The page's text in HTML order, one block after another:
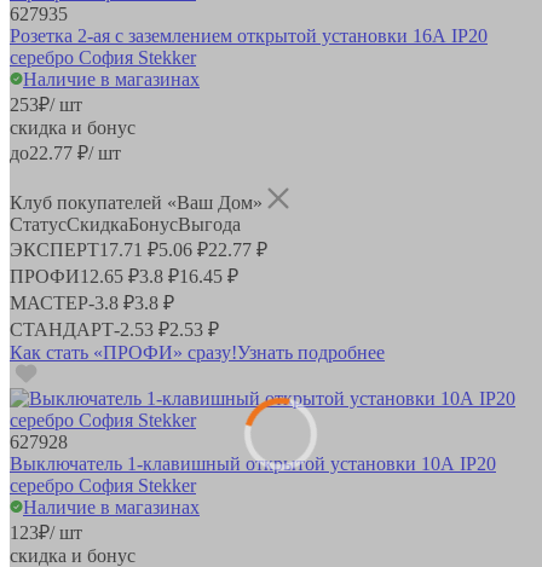
627935
Розетка 2-ая с заземлением открытой установки 16А IP20
серебро София Stekker
Наличие в магазинах
253₽/ шт
скидка и бонус
до22.77 ₽/ шт
Клуб покупателей «Ваш Дом»
СтатусСкидкаБонусВыгода
ЭКСПЕРТ17.71 ₽5.06 ₽22.77 ₽
ПРОФИ12.65 ₽3.8 ₽16.45 ₽
МАСТЕР-3.8 ₽3.8 ₽
СТАНДАРТ-2.53 ₽2.53 ₽
Как стать «ПРОФИ» сразу!Узнать подробнее
627928
Выключатель 1-клавишный открытой установки 10А IP20
серебро София Stekker
Наличие в магазинах
123₽/ шт
скидка и бонус